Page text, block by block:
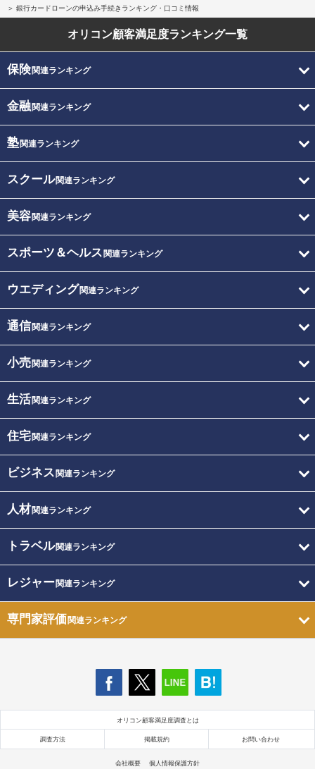
銀行カードローンの申込み手続きランキング・口コミ情報
オリコン顧客満足度ランキング一覧
保険関連ランキング
金融関連ランキング
塾関連ランキング
スクール関連ランキング
美容関連ランキング
スポーツ＆ヘルス 関連ランキング
ウエディング関連ランキング
通信関連ランキング
小売関連ランキング
生活関連ランキング
住宅関連ランキング
ビジネス 関連ランキング
人材関連ランキング
トラベル関連ランキング
レジャー関連ランキング
専門家評価関連ランキング
オリコン顧客満足度調査とは
調査方法 掲載規約 お問い合わせ
会社概要 個人情報保護方針